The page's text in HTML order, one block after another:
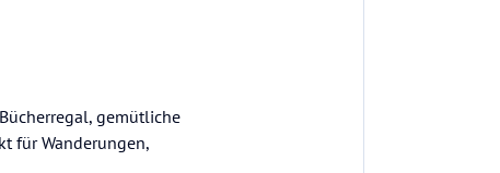
gemütliche
für Wanderungen,